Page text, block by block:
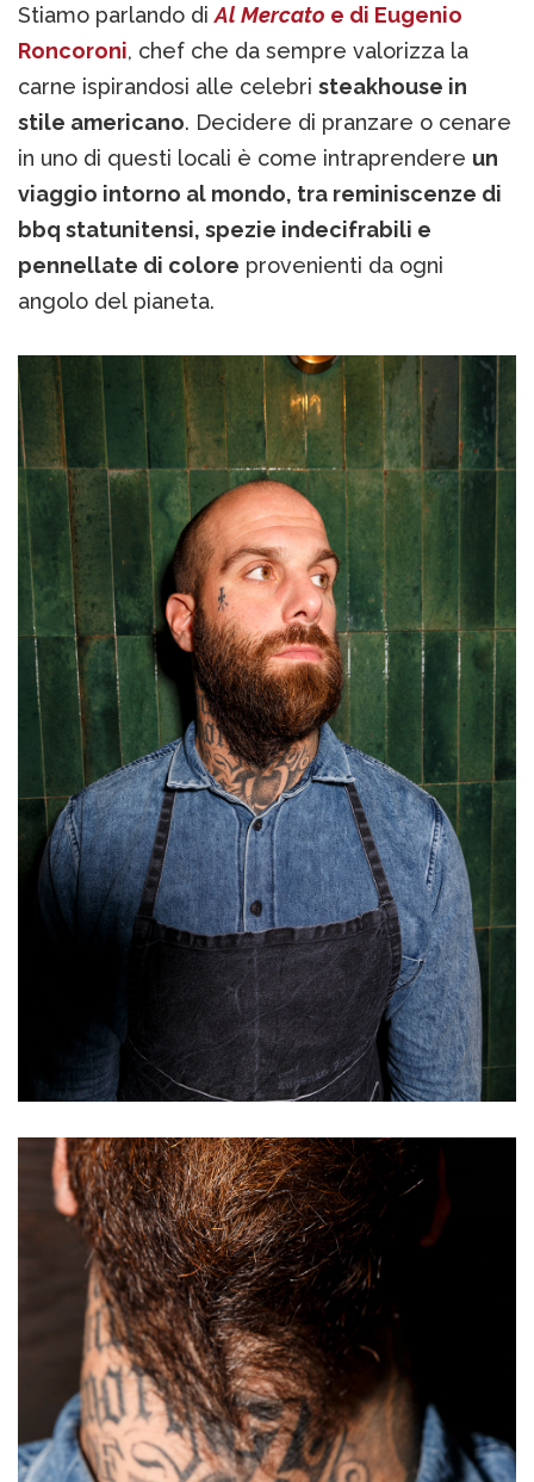
Stiamo parlando diAl Mercato e di Eugenio
Roncoroni, chef che da sempre valorizza la
carne ispirandosi alle celebri steakhouse in
stile americano. Decidere di pranzare o cenare
in uno di questi locali è come intraprendere un
viaggio intorno al mondo, tra reminiscenze di
bbq statunitensi, spezie indecifrabili e
pennellate di colore provenienti da ogni
angolo del pianeta.